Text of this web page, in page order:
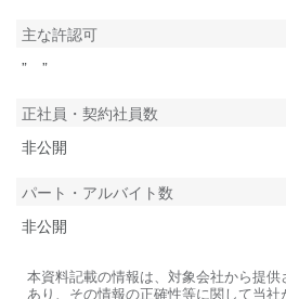
主な許認可
” ”
正社員・契約社員数
非公開
パート・アルバイト数
非公開
本資料記載の情報は、対象会社から提
あり、その情報の正確性等に関して当社